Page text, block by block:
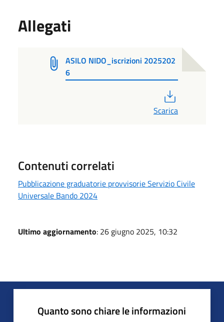
Allegati
ASILO NIDO_iscrizioni 2025202
6
Scarica
Contenuti correlati
Pubblicazione graduatorie provvisorie Servizio Civile
Universale Bando 2024
Ultimo aggiornamento: 26 giugno 2025, 10:32
Quanto sono chiare le informazioni